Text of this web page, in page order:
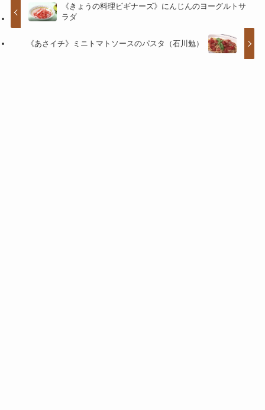
《きょうの料理ビギナーズ》にんじんのヨーグルトサ
ラダ
《あさイチ》ミニトマトソースのパスタ（石川勉）